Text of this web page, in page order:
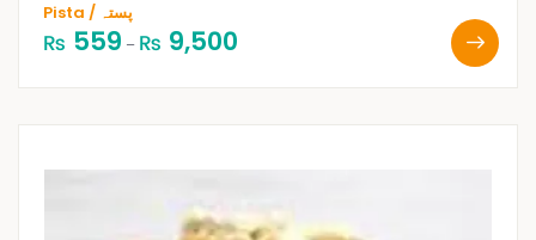
Pista / پستہ
₨ 559 – ₨ 9,500